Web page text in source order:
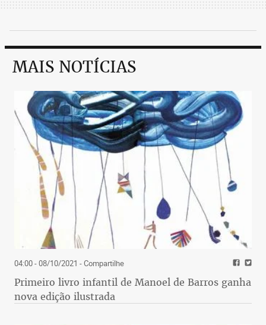
MAIS NOTÍCIAS
04:00 - 08/10/2021 - Compartilhe
Primeiro livro infantil de Manoel de Barros ganha
nova edição ilustrada